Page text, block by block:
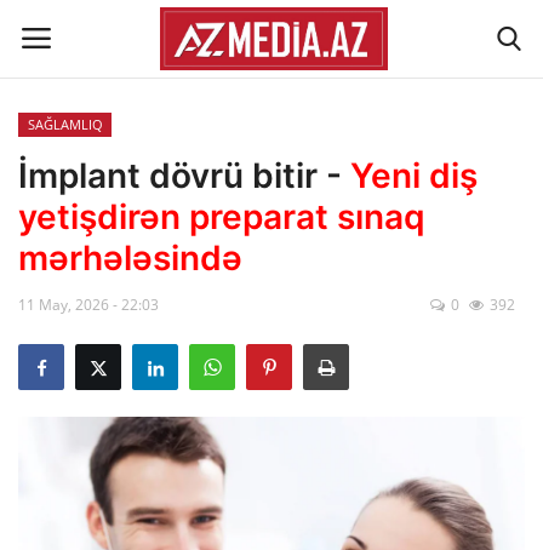
Əlaqə
Xəbər lenti
Reklam
ÖLKƏ
SİYASƏT
İQTİSADİYYAT
SAĞLAMLIQ
İmplant dövrü bitir - Yeni diş
yetişdirən preparat sınaq
mərhələsində
11 May, 2026 - 22:03 0 392